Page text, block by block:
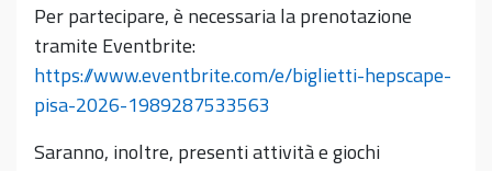
Per partecipare, è necessaria la prenotazione
tramite Eventbrite:
https://www.eventbrite.com/e/biglietti-hepscape-
pisa-2026-1989287533563
Saranno, inoltre, presenti attività e giochi